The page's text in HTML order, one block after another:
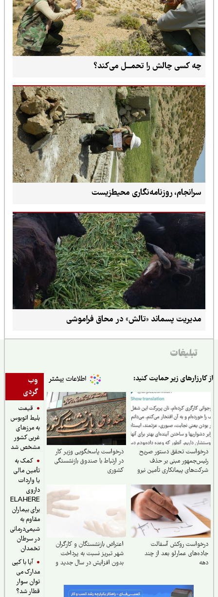
چه کسی چالش را تحمـــل می‌کند؟
سرانجام، روزنامه‌نگاری محیط‌زیست
مدیریت پسماند «تالش» در محاق فراموشی
تبلیغات
وب
گردی
قیمت
بلیط اتوبوس
به مرزهای
غربی کشور
مشخص شد
کمک به
تأمین مالی
یا واردات
داروی
ELAHERE
برای بیماران
مقاوم به
شیمی‌درمانی
در سرطان
تخمدان
آیا با کپی
مدارک می
توان سوار
قطار شد؟
زیر حمایت کنید:
تحقق دستور صریح
مبنی بر حذف
پیمانکاری تأمین نیرو
درخواست پاسخگویی وزیر کار
در ارتباط با صندوق بازنشستگی
کشوری
روکش آسفالت
عمارلو بعد از چند
اعتراض بازنشستگان و کارگران
شهر تبریز نسبت به پرداخت
بدون افزایش در سال جدید و